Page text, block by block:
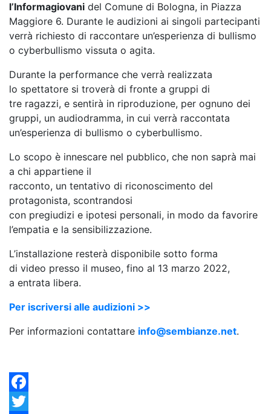
l’Informagiovani del Comune di Bologna, in Piazza
Maggiore 6. Durante le audizioni ai singoli partecipanti
verrà richiesto di raccontare un’esperienza di bullismo
o cyberbullismo vissuta o agita.
Durante la performance che verrà realizzata
lo spettatore si troverà di fronte a gruppi di
tre ragazzi, e sentirà in riproduzione, per ognuno dei
gruppi, un audiodramma, in cui verrà raccontata
un’esperienza di bullismo o cyberbullismo.
Lo scopo è innescare nel pubblico, che non saprà mai
a chi appartiene il
racconto, un tentativo di riconoscimento del
protagonista, scontrandosi
con pregiudizi e ipotesi personali, in modo da favorire
l’empatia e la sensibilizzazione.
L’installazione resterà disponibile sotto forma
di video presso il museo, fino al 13 marzo 2022,
a entrata libera.
Per iscriversi alle audizioni >>
Per informazioni contattare info@sembianze.net.
Facebook